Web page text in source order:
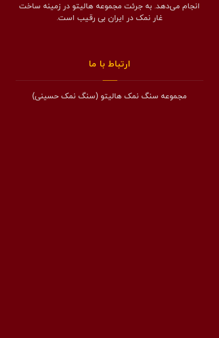
انجام می‌دهد. به جرئت مجموعه هالیتو در زمینه ساخت
غار نمک در ایران بی رقیب است.
ارتباط با ما
مجموعه سنگ نمک هالیتو (سنگ نمک حسینی)